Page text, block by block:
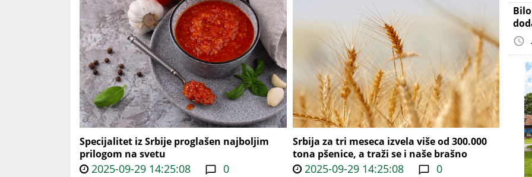
Specijalitet iz Srbije proglašen najboljim
prilogom na svetu
2025-09-29 14:25:08 0
Srbija za tri meseca izvela više od 300.000
tona pšenice, a traži se i naše brašno
2025-09-29 14:25:08 0